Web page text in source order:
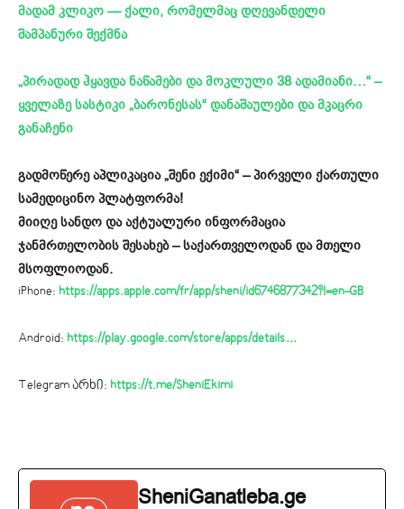
მადამ კლიკო — ქალი, რომელმაც დღევანდელი
შამპანური შექმნა
„პირადად ჰყავდა ნაწამები და მოკლული 38 ადამიანი…“ –
ყველაზე სასტიკი „ბარონესას“ დანაშაულები და მკაცრი
განაჩენი
გადმოწერე აპლიკაცია „შენი ექიმი“ – პირველი ქართული
სამედიცინო პლატფორმა!
მიიღე სანდო და აქტუალური ინფორმაცია
ჯანმრთელობის შესახებ – საქართველოდან და მთელი
მსოფლიოდან.
iPhone: https://apps.apple.com/fr/app/sheni/id6746877342?l=en-GB
Android: https://play.google.com/store/apps/details…
Telegram არხი: https://t.me/SheniEkimi
SheniGanatleba.ge